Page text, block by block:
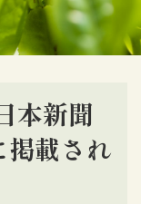
本新聞
載され